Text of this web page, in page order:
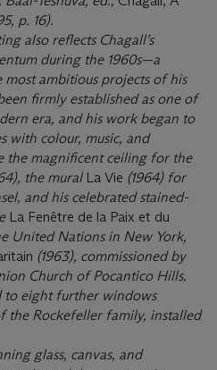
p. 16).
also reflects Chagall’s
during the 1960s—a
ambitious projects of his
firmly established as one of
era, and his work began to
with colour, music, and
the magnificent ceiling for the
the mural La Vie (1964) for
and his celebrated stained-
La Fenêtre de la Paix et du
United Nations in New York,
(1963), commissioned by
Church of Pocantico Hills.
to eight further windows
the Rockefeller family, installed
glass, canvas, and